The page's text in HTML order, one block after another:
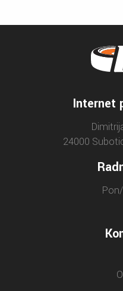
Internet
24000